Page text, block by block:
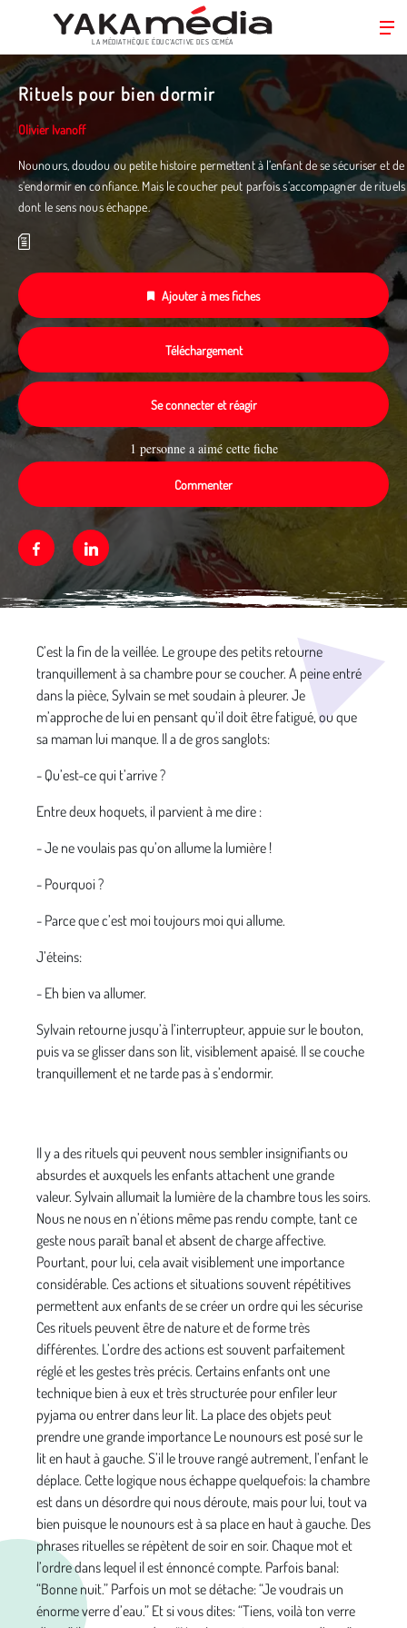
Aller
au
contenu
principal
LA MÉDIATHÈQUE ÉDUC’ACTIVE DES CEMÉA
Rituels pour bien dormir
Olivier Ivanoff
Nounours, doudou ou petite histoire permettent à l’enfant de se sécuriser et de
s’endormir en confiance. Mais le coucher peut parfois s’accompagner de rituels
dont le sens nous échappe.
Ajouter à mes fiches
Téléchargement
Se connecter et réagir
1 personne a aimé cette fiche
Commenter
FacebookLinkedin
C’est la fin de la veillée. Le groupe des petits retourne
tranquillement à sa chambre pour se coucher. A peine entré
dans la pièce, Sylvain se met soudain à pleurer. Je
m’approche de lui en pensant qu’il doit être fatigué, ou que
sa maman lui manque. Il a de gros sanglots:
- Qu’est-ce qui t’arrive ?
Entre deux hoquets, il parvient à me dire :
- Je ne voulais pas qu’on allume la lumière !
- Pourquoi ?
- Parce que c’est moi toujours moi qui allume.
J’éteins:
- Eh bien va allumer.
Sylvain retourne jusqu’à l’interrupteur, appuie sur le bouton,
puis va se glisser dans son lit, visiblement apaisé. Il se couche
tranquillement et ne tarde pas à s’endormir.
Il y a des rituels qui peuvent nous sembler insignifiants ou
absurdes et auxquels les enfants attachent une grande
valeur. Sylvain allumait la lumière de la chambre tous les soirs.
Nous ne nous en n’étions même pas rendu compte, tant ce
geste nous paraît banal et absent de charge affective.
Pourtant, pour lui, cela avait visiblement une importance
considérable. Ces actions et situations souvent répétitives
permettent aux enfants de se créer un ordre qui les sécurise
Ces rituels peuvent être de nature et de forme très
différentes. L’ordre des actions est souvent parfaitement
réglé et les gestes très précis. Certains enfants ont une
technique bien à eux et très structurée pour enfiler leur
pyjama ou entrer dans leur lit. La place des objets peut
prendre une grande importance Le nounours est posé sur le
lit en haut à gauche. S’il le trouve rangé autrement, l’enfant le
déplace. Cette logique nous échappe quelquefois: la chambre
est dans un désordre qui nous déroute, mais pour lui, tout va
bien puisque le nounours est à sa place en haut à gauche. Des
phrases rituelles se répètent de soir en soir. Chaque mot et
l’ordre dans lequel il est énnoncé compte. Parfois banal:
“Bonne nuit.” Parfois un mot se détache: “Je voudrais un
énorme verre d’eau.” Et si vous dites: “Tiens, voilà ton verre